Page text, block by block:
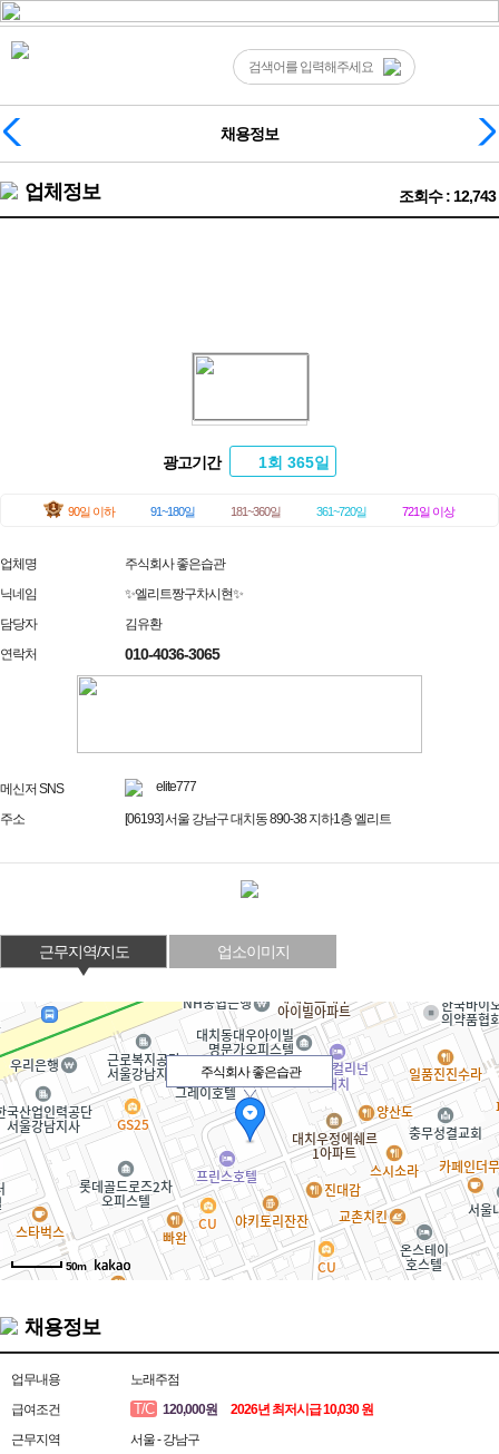
채용정보
업체정보 조회수 : 12,743
광고기간 1회 365일
90일 이하 91~180일 181~360일 361~720일 721일 이상
업체명
주식회사 좋은습관
닉네임
✨엘리트짱구차시현✨
담당자
김유환
연락처
010-4036-3065
메신저 SNS elite777
주소 [06193] 서울 강남구 대치동 890-38 지하1층 엘리트
근무지역/지도 업소이미지
주식회사 좋은습관
50m
채용정보
업무내용
노래주점
급여조건
T/C 120,000원
2026년 최저시급 10,030 원
근무지역
서울 - 강남구